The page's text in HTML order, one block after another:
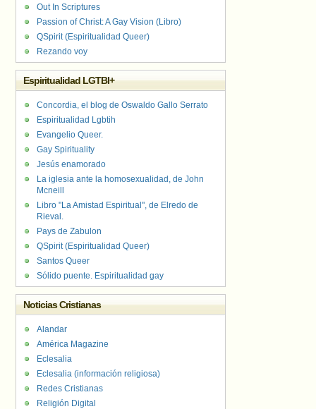
Out In Scriptures
Passion of Christ: A Gay Vision (Libro)
QSpirit (Espiritualidad Queer)
Rezando voy
Espiritualidad LGTBI+
Concordia, el blog de Oswaldo Gallo Serrato
Espiritualidad Lgbtih
Evangelio Queer.
Gay Spirituality
Jesús enamorado
La iglesia ante la homosexualidad, de John
Mcneill
Libro "La Amistad Espiritual", de Elredo de
Rieval.
Pays de Zabulon
QSpirit (Espiritualidad Queer)
Santos Queer
Sólido puente. Espiritualidad gay
Noticias Cristianas
Alandar
América Magazine
Eclesalia
Eclesalia (información religiosa)
Redes Cristianas
Religión Digital